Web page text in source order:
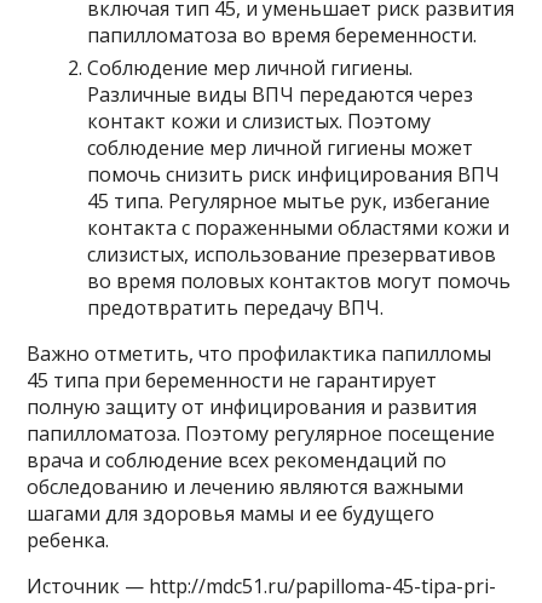
включая тип 45, и уменьшает риск развития
папилломатоза во время беременности.
Соблюдение мер личной гигиены.
Различные виды ВПЧ передаются через
контакт кожи и слизистых. Поэтому
соблюдение мер личной гигиены может
помочь снизить риск инфицирования ВПЧ
45 типа. Регулярное мытье рук, избегание
контакта с пораженными областями кожи и
слизистых, использование презервативов
во время половых контактов могут помочь
предотвратить передачу ВПЧ.
Важно отметить, что профилактика папилломы
45 типа при беременности не гарантирует
полную защиту от инфицирования и развития
папилломатоза. Поэтому регулярное посещение
врача и соблюдение всех рекомендаций по
обследованию и лечению являются важными
шагами для здоровья мамы и ее будущего
ребенка.
Источник — http://mdc51.ru/papilloma-45-tipa-pri-